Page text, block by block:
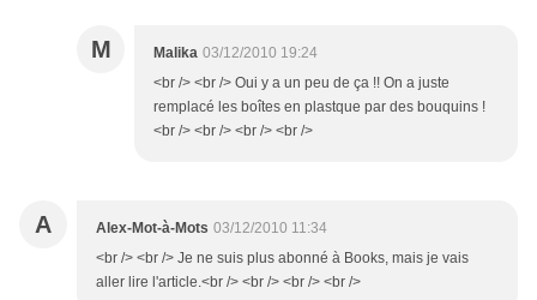
M Malika 03/12/2010 19:24
<br /> <br /> Oui y a un peu de ça !! On a juste
remplacé les boîtes en plastque par des bouquins !
<br /> <br /> <br /> <br />
A Alex-Mot-à-Mots 03/12/2010 11:34
<br /> <br /> Je ne suis plus abonné à Books, mais je vais
aller lire l'article.<br /> <br /> <br /> <br />